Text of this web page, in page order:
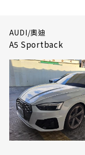
AUDI/奧迪
A5 Sportback